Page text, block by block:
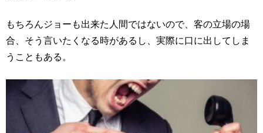
もちろんジョーも出来た人間ではないので、客の立場の場
合、そう言いたくなる時があるし、実際に口に出してしま
うこともある。